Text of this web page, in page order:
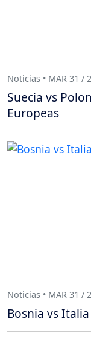
Noticias • MAR 31 /
Suecia vs
Europeas
Noticias • MAR 31 /
Bosnia vs